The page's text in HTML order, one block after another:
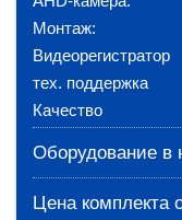
Монтаж:
Видеорегистратор
тех. поддержка
Качество
Оборудование в
Цена комплекта